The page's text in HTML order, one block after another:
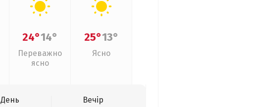
24°14°
Переважно
ясно
25°13°
Ясно
День
Вечір